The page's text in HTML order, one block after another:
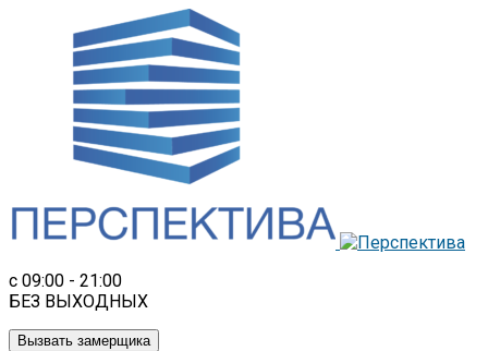
c 09:00 - 21:00
БЕЗ ВЫХОДНЫХ
Вызвать замерщика